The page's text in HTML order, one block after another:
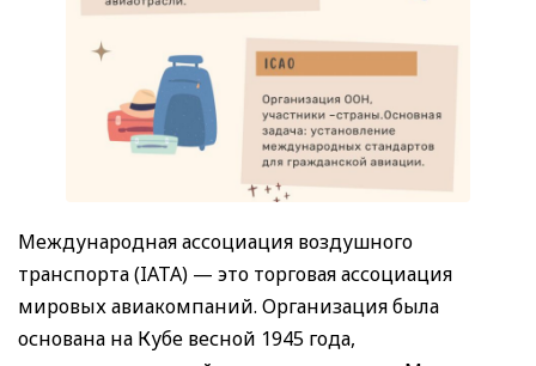
Международная ассоциация воздушного
транспорта (IATA) — это торговая ассоциация
мировых авиакомпаний. Организация была
основана на Кубе весной 1945 года,